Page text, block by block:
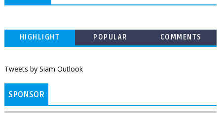
HIGHLIGHT POPULAR COMMENTS
Tweets by Siam Outlook
SPONSOR